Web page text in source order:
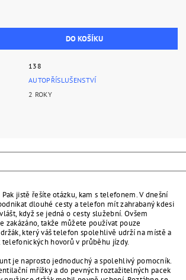
138
AUTOPŘÍSLUŠENSTVÍ
2 ROKY
jistě řešíte otázku, kam s telefonem. V dnešní
dlouhé cesty a telefon mít zahrabaný kdesi
když se jedná o cesty služební. Ovšem
zakázáno, takže můžete používat pouze
který váš telefon spolehlivě udrží na místě a
hovorů v průběhu jízdy.
je naprosto jednoduchý a spolehlivý pomocník.
mřížky a do pevných roztažitelných pacek